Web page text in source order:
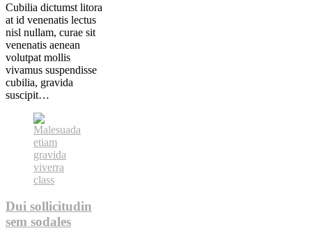
Cubilia dictumst litora
at id venenatis lectus
nisl nullam, curae sit
venenatis aenean
volutpat mollis
vivamus suspendisse
cubilia, gravida
suscipit…
Dui sollicitudin
sem sodales